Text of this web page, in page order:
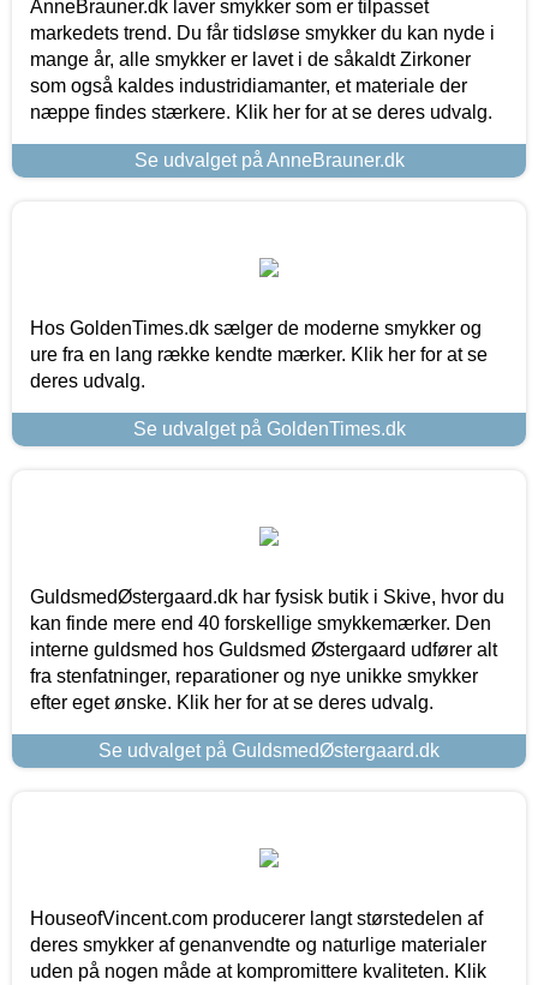
AnneBrauner.dk laver smykker som er tilpasset
markedets trend. Du får tidsløse smykker du kan nyde i
mange år, alle smykker er lavet i de såkaldt Zirkoner
som også kaldes industridiamanter, et materiale der
næppe findes stærkere. Klik her for at se deres udvalg.
Se udvalget på AnneBrauner.dk
Hos GoldenTimes.dk sælger de moderne smykker og
ure fra en lang række kendte mærker. Klik her for at se
deres udvalg.
Se udvalget på GoldenTimes.dk
GuldsmedØstergaard.dk har fysisk butik i Skive, hvor du
kan finde mere end 40 forskellige smykkemærker. Den
interne guldsmed hos Guldsmed Østergaard udfører alt
fra stenfatninger, reparationer og nye unikke smykker
efter eget ønske. Klik her for at se deres udvalg.
Se udvalget på GuldsmedØstergaard.dk
HouseofVincent.com producerer langt størstedelen af
deres smykker af genanvendte og naturlige materialer
uden på nogen måde at kompromittere kvaliteten. Klik